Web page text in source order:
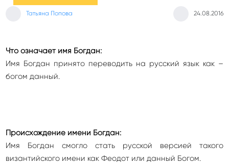
Татьяна Попова 24.08.2016
Что означает имя Богдан:
Имя Богдан принято переводить на русский язык как –
богом данный.
Происхождение имени Богдан:
Имя Богдан смогло стать русской версией такого
византийского имени как Феодот или данный Богом.